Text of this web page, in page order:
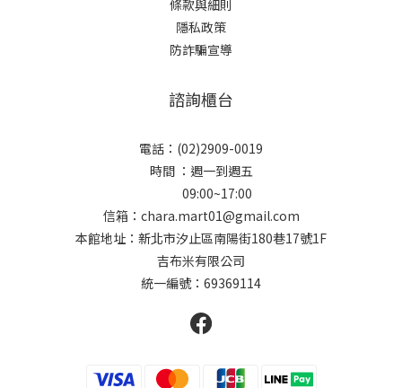
條款與細則
隱私政策
防詐騙宣導
諮詢櫃台
電話：(02)2909-0019
時間 ：週一到週五
09:00~17:00
信箱：chara.mart01@gmail.com
本館地址：新北市汐止區南陽街180巷17號1F
吉布米有限公司
統一編號：69369114